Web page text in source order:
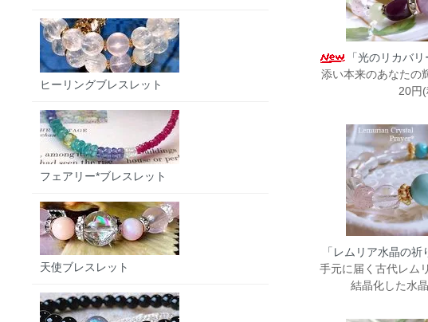
「光のリカバリ
添い本来のあなたの
20円
「レムリア水晶の祈
手元に届く古代レム
結晶化した水
ヒーリングブレスレット
フェアリー*ブレスレット
天使ブレスレット